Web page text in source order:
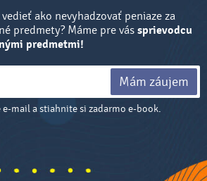
ako nevyhadzovať peniaze za
predmety? Máme pre vás sprievodcu
predmetmi!
Mám záujem
mail a stiahnite si zadarmo e-book.